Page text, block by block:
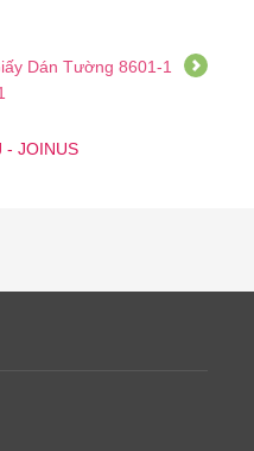
Dán Tường 8601-1
- JOINUS